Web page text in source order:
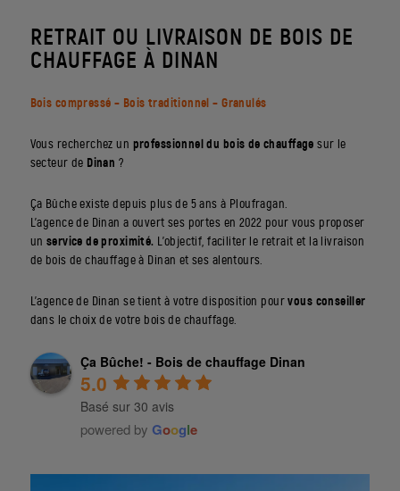
RETRAIT OU LIVRAISON DE BOIS DE
CHAUFFAGE À DINAN
Bois compressé – Bois traditionnel – Granulés
Vous recherchez un professionnel du bois de chauffage sur le
secteur de Dinan ?
Ça Bûche existe depuis plus de 5 ans à Ploufragan.
L’agence de Dinan a ouvert ses portes en 2022 pour vous proposer
un service de proximité. L’objectif, faciliter le retrait et la livraison
de bois de chauffage à Dinan et ses alentours.
L’agence de Dinan se tient à votre disposition pourvous conseiller
dans le choix de votre bois de chauffage.
Ça Bûche! - Bois de chauffage Dinan
5.0
Basé sur 30 avis
powered by Google